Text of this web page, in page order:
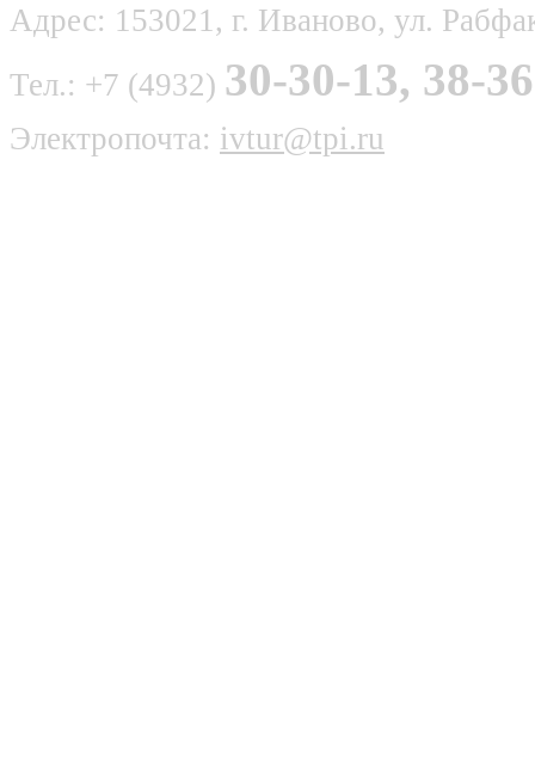
Адрес: 153021, г. Иваново, ул.
Тел.: +7 (4932) 30-30-13, 38-
Электропочта: ivtur@tpi.ru